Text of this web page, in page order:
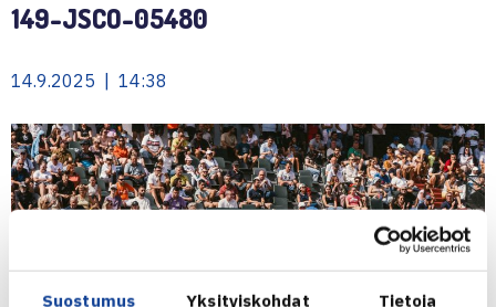
Suostumus Yksityiskohdat Tietoja
149-JSCO-05480
14.9.2025 | 14:38